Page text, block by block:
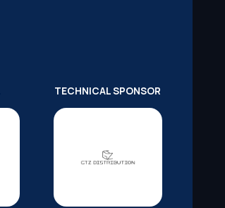
TECHNICAL SPONSOR